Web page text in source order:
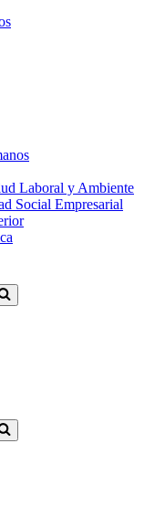
Laboral y Ambiente
Social Empresarial